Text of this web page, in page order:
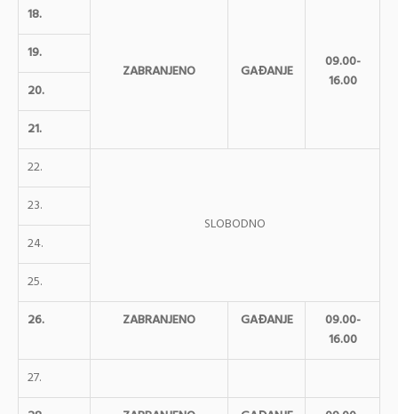
18.
ZABRANJENO GAĐANJE
09.00-
16.00
19.
20.
21.
22.
SLOBODNO
23.
24.
25.
26.
ZABRANJENO GAĐANJE
09.00-
16.00
27.